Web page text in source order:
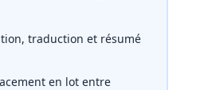
traduction et résumé
en lot entre